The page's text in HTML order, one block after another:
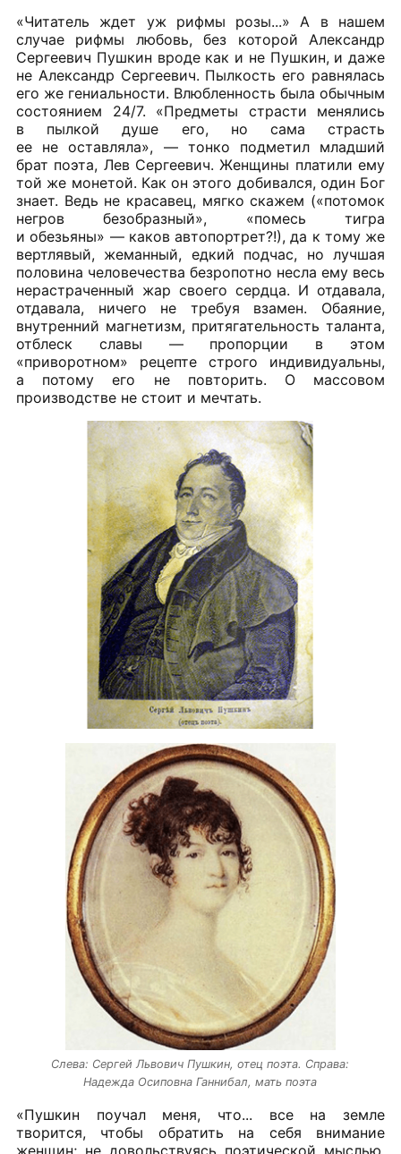
«Читатель ждет уж рифмы розы...» А в нашем
случае рифмы любовь, без которой Александр
Сергеевич Пушкин вроде как и не Пушкин, и даже
не Александр Сергеевич. Пылкость его равнялась
его же гениальности. Влюбленность была обычным
состоянием 24/7. «Предметы страсти менялись
в пылкой душе его, но сама страсть
ее не оставляла», — тонко подметил младший
брат поэта, Лев Сергеевич. Женщины платили ему
той же монетой. Как он этого добивался, один Бог
знает. Ведь не красавец, мягко скажем («потомок
негров безобразный», «помесь тигра
и обезьяны» — каков автопортрет?!), да к тому же
вертлявый, жеманный, едкий подчас, но лучшая
половина человечества безропотно несла ему весь
нерастраченный жар своего сердца. И отдавала,
отдавала, ничего не требуя взамен. Обаяние,
внутренний магнетизм, притягательность таланта,
отблеск славы — пропорции в этом
«приворотном» рецепте строго индивидуальны,
а потому его не повторить. О массовом
производстве не стоит и мечтать.
Слева: Сергей Львович Пушкин, отец поэта. Справа:
Надежда Осиповна Ганнибал, мать поэта
«Пушкин поучал меня, что... все на земле
творится, чтобы обратить на себя внимание